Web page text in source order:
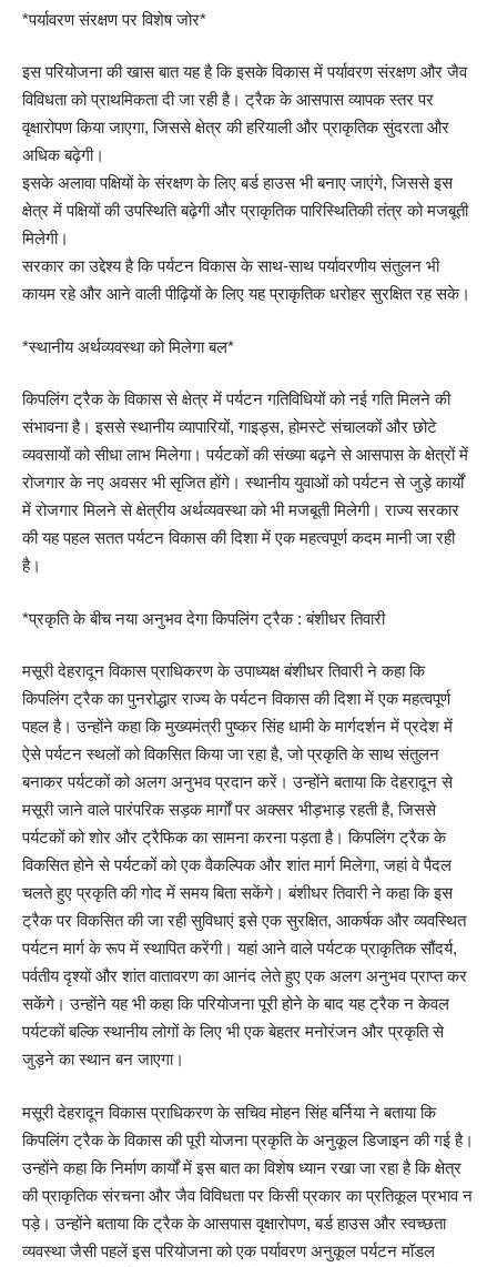
*पर्यावरण संरक्षण पर विशेष जोर*
इस परियोजना की खास बात यह है कि इसके विकास में पर्यावरण संरक्षण और जैव
विविधता को प्राथमिकता दी जा रही है। ट्रैक के आसपास व्यापक स्तर पर
वृक्षारोपण किया जाएगा, जिससे क्षेत्र की हरियाली और प्राकृतिक सुंदरता और
अधिक बढ़ेगी।
इसके अलावा पक्षियों के संरक्षण के लिए बर्ड हाउस भी बनाए जाएंगे, जिससे इस
क्षेत्र में पक्षियों की उपस्थिति बढ़ेगी और प्राकृतिक पारिस्थितिकी तंत्र को मजबूती
मिलेगी।
सरकार का उद्देश्य है कि पर्यटन विकास के साथ-साथ पर्यावरणीय संतुलन भी
कायम रहे और आने वाली पीढ़ियों के लिए यह प्राकृतिक धरोहर सुरक्षित रह सके।
*स्थानीय अर्थव्यवस्था को मिलेगा बल*
किपलिंग ट्रैक के विकास से क्षेत्र में पर्यटन गतिविधियों को नई गति मिलने की
संभावना है। इससे स्थानीय व्यापारियों, गाइड्स, होमस्टे संचालकों और छोटे
व्यवसायों को सीधा लाभ मिलेगा। पर्यटकों की संख्या बढ़ने से आसपास के क्षेत्रों में
रोजगार के नए अवसर भी सृजित होंगे। स्थानीय युवाओं को पर्यटन से जुड़े कार्यों
में रोजगार मिलने से क्षेत्रीय अर्थव्यवस्था को भी मजबूती मिलेगी। राज्य सरकार
की यह पहल सतत पर्यटन विकास की दिशा में एक महत्वपूर्ण कदम मानी जा रही
है।
*प्रकृति के बीच नया अनुभव देगा किपलिंग ट्रैक : बंशीधर तिवारी
मसूरी देहरादून विकास प्राधिकरण के उपाध्यक्ष बंशीधर तिवारी ने कहा कि
किपलिंग ट्रैक का पुनरोद्धार राज्य के पर्यटन विकास की दिशा में एक महत्वपूर्ण
पहल है। उन्होंने कहा कि मुख्यमंत्री पुष्कर सिंह धामी के मार्गदर्शन में प्रदेश में
ऐसे पर्यटन स्थलों को विकसित किया जा रहा है, जो प्रकृति के साथ संतुलन
बनाकर पर्यटकों को अलग अनुभव प्रदान करें। उन्होंने बताया कि देहरादून से
मसूरी जाने वाले पारंपरिक सड़क मार्गों पर अक्सर भीड़भाड़ रहती है, जिससे
पर्यटकों को शोर और ट्रैफिक का सामना करना पड़ता है। किपलिंग ट्रैक के
विकसित होने से पर्यटकों को एक वैकल्पिक और शांत मार्ग मिलेगा, जहां वे पैदल
चलते हुए प्रकृति की गोद में समय बिता सकेंगे। बंशीधर तिवारी ने कहा कि इस
ट्रैक पर विकसित की जा रही सुविधाएं इसे एक सुरक्षित, आकर्षक और व्यवस्थित
पर्यटन मार्ग के रूप में स्थापित करेंगी। यहां आने वाले पर्यटक प्राकृतिक सौंदर्य,
पर्वतीय दृश्यों और शांत वातावरण का आनंद लेते हुए एक अलग अनुभव प्राप्त कर
सकेंगे। उन्होंने यह भी कहा कि परियोजना पूरी होने के बाद यह ट्रैक न केवल
पर्यटकों बल्कि स्थानीय लोगों के लिए भी एक बेहतर मनोरंजन और प्रकृति से
जुड़ने का स्थान बन जाएगा।
मसूरी देहरादून विकास प्राधिकरण के सचिव मोहन सिंह बर्निया ने बताया कि
किपलिंग ट्रैक के विकास की पूरी योजना प्रकृति के अनुकूल डिजाइन की गई है।
उन्होंने कहा कि निर्माण कार्यों में इस बात का विशेष ध्यान रखा जा रहा है कि क्षेत्र
की प्राकृतिक संरचना और जैव विविधता पर किसी प्रकार का प्रतिकूल प्रभाव न
पड़े। उन्होंने बताया कि ट्रैक के आसपास वृक्षारोपण, बर्ड हाउस और स्वच्छता
व्यवस्था जैसी पहलें इस परियोजना को एक पर्यावरण अनुकूल पर्यटन मॉडल